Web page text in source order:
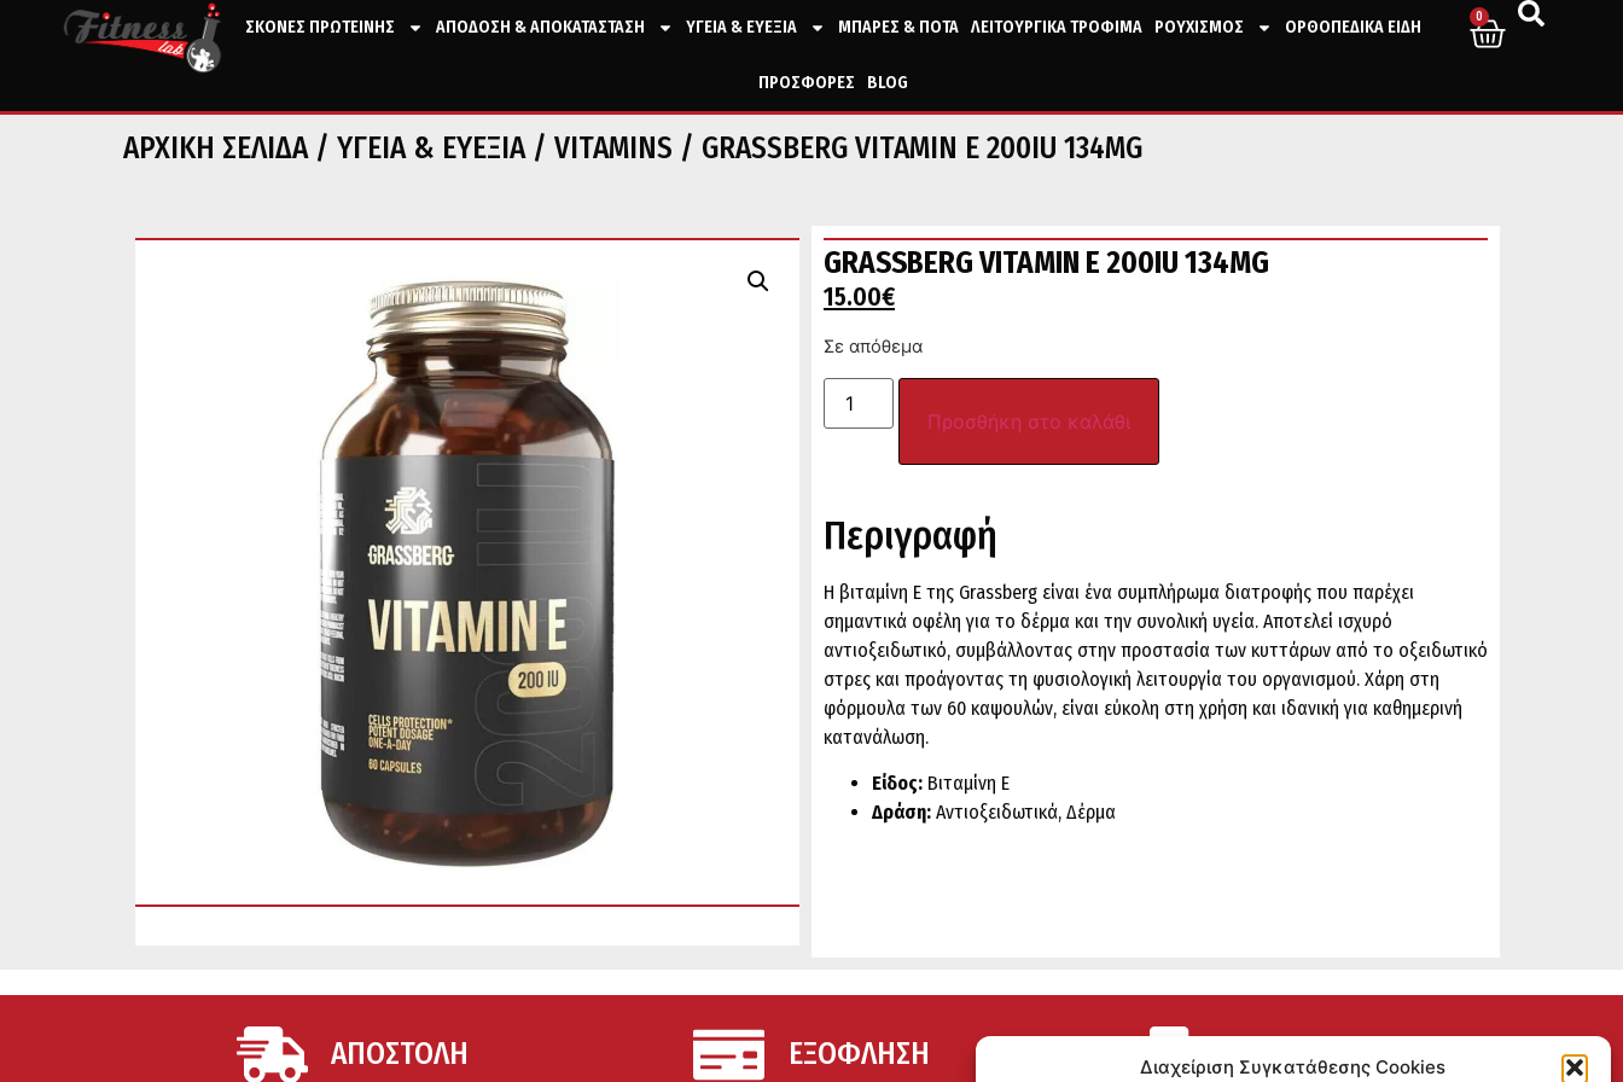
Διαχείριση Συγκατάθεσης Cookies
ΣΚΟΝΕΣ ΠΡΩΤΕΙΝΗΣ ΑΠΟΔΟΣΗ & ΑΠΟΚΑΤΑΣΤΑΣΗ ΥΓΕΙΑ & ΕΥΕΞΙΑ ΜΠΑΡΕΣ & ΠΟΤΑ ΛΕΙΤΟΥΡΓΙΚΑ ΤΡΟΦΙΜΑ ΡΟΥΧΙΣΜΟΣ ΟΡΘΟΠΕΔΙΚΑ ΕΙΔΗ
ΠΡΟΣΦΟΡΕΣ BLOG
0
ΑΡΧΙΚΉ ΣΕΛΊΔΑ/ ΥΓΕΙΑ & ΕΥΕΞΙΑ/ VITAMINS / GRASSBERG VITAMIN E 200IU 134MG
GRASSBERG VITAMIN E 200IU 134MG
15.00€
Σε απόθεμα
Προσθήκη στο καλάθι
Περιγραφή
Η βιταμίνη E της Grassberg είναι ένα συμπλήρωμα διατροφής που παρέχει
σημαντικά οφέλη για το δέρμα και την συνολική υγεία. Αποτελεί ισχυρό
αντιοξειδωτικό, συμβάλλοντας στην προστασία των κυττάρων από το οξειδωτικό
στρες και προάγοντας τη φυσιολογική λειτουργία του οργανισμού. Χάρη στη
φόρμουλα των 60 καψουλών, είναι εύκολη στη χρήση και ιδανική για καθημερινή
κατανάλωση.
Είδος: Βιταμίνη E
Δράση: Αντιοξειδωτικά, Δέρμα
ΑΠΟΣΤΟΛΗ ΕΞΟΦΛΗΣΗ ΕΠΙΣΤΡΟΦΕΣ